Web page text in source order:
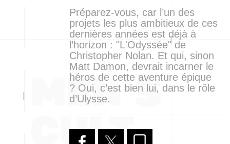
Préparez-vous, car l’un des
projets les plus ambitieux de ces
dernières années est déjà à
l’horizon : "L'Odyssée" de
Christopher Nolan. Et qui, sinon
Matt Damon, devrait incarner le
héros de cette aventure épique
? Oui, c’est bien lui, dans le rôle
d’Ulysse.